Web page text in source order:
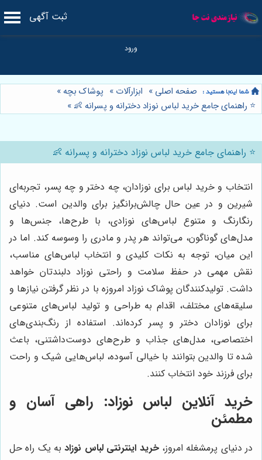
ثبت آگهی
صفحه اصلی » ابزارآلات » پوشاک بچه»
⭐️ راهنمای جامع خرید لباس نوزاد دخترانه و پسرانه 👶 »
⭐️ راهنمای جامع خرید لباس نوزاد دخترانه و پسرانه 👶
انتخاب و خرید لباس برای نوزادان، چه دختر و چه پسر، تجربه‌ای
شیرین و در عین حال چالش‌برانگیز برای والدین است. دنیای
رنگارنگ و متنوع لباس‌های نوزادی، با طرح‌ها، جنس‌ها و
مدل‌های گوناگون، می‌تواند هر پدر و مادری را وسوسه کند. اما در
این میان، توجه به نکات کلیدی و انتخاب لباس‌های مناسب،
نقش مهمی در حفظ سلامت و راحتی نوزاد دلبندتان خواهد
داشت. تولیدکنندگان پوشاک نوزاد امروزه با در نظر گرفتن نیازها و
سلیقه‌های مختلف، اقدام به طراحی و تولید لباس‌های متنوعی
برای نوزادان دختر و پسر کرده‌اند. استفاده از رنگ‌بندی‌های
اختصاصی، مدل‌های جذاب و طرح‌های دوست‌داشتنی، باعث
شده تا والدین بتوانند با خیالی آسوده، لباس‌هایی شیک و راحت
برای فرزند خود انتخاب کنند.
خرید آنلاین لباس نوزاد: راهی آسان و
مطمئن
در دنیای پرمشغله امروز،خرید اینترنتی لباس نوزادبه یک راه حل